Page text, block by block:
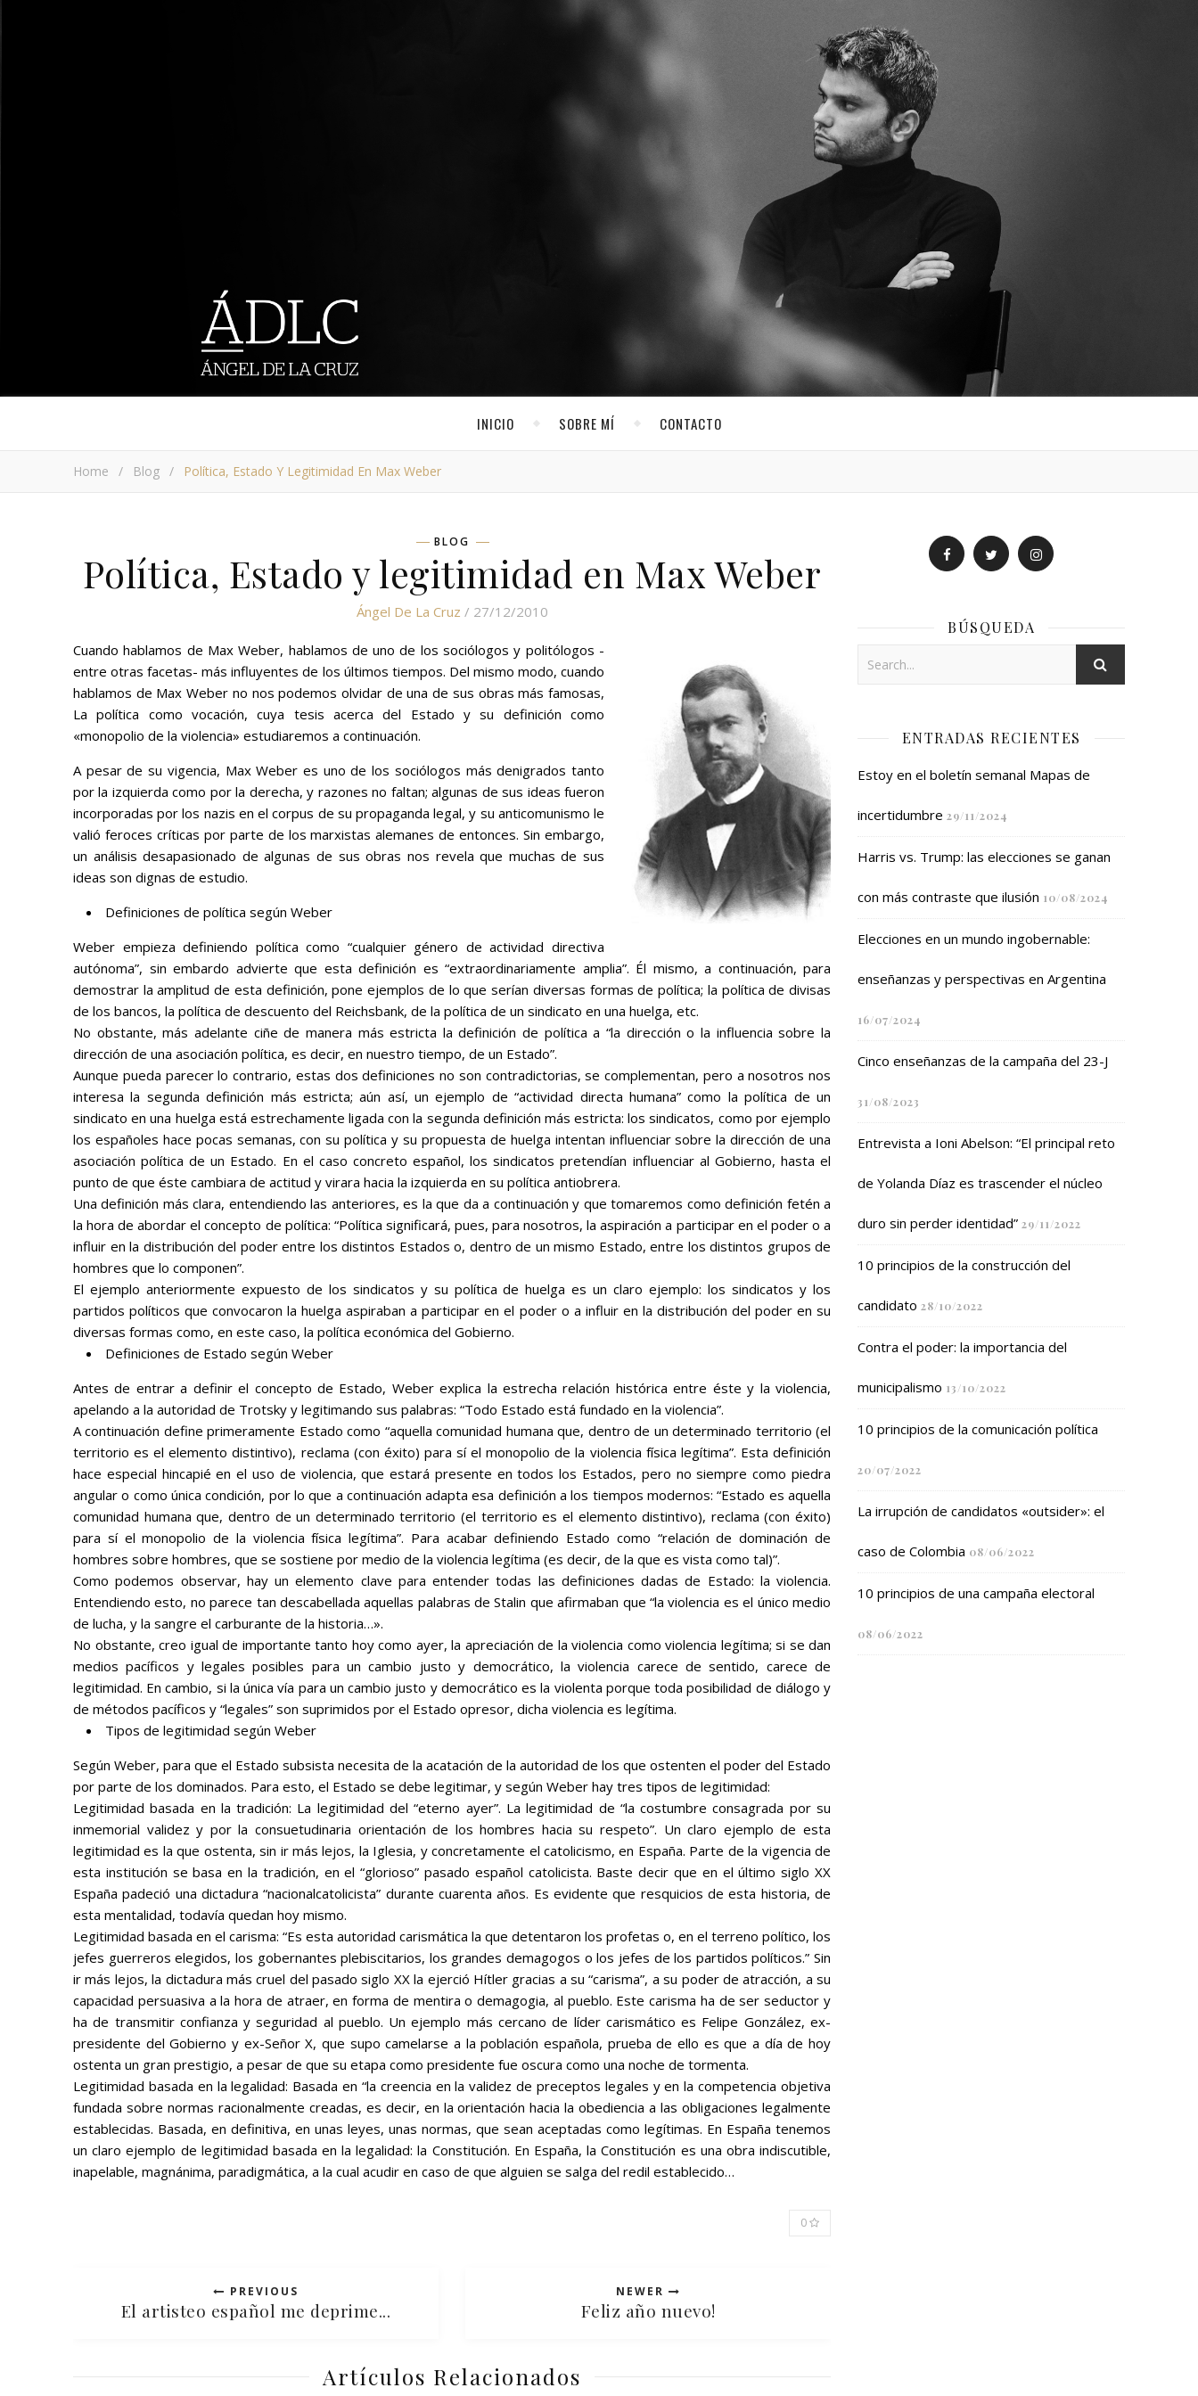
INICIO SOBRE MÍ CONTACTO
Home / Blog / Política, Estado Y Legitimidad En Max Weber
BLOG
Política, Estado y legitimidad en Max Weber
Ángel De La Cruz / 27/12/2010
Cuando hablamos de Max Weber, hablamos de uno de los sociólogos y politólogos -
entre otras facetas- más influyentes de los últimos tiempos. Del mismo modo, cuando
hablamos de Max Weber no nos podemos olvidar de una de sus obras más famosas,
La política como vocación, cuya tesis acerca del Estado y su definición como
«monopolio de la violencia» estudiaremos a continuación.
A pesar de su vigencia, Max Weber es uno de los sociólogos más denigrados tanto
por la izquierda como por la derecha, y razones no faltan; algunas de sus ideas fueron
incorporadas por los nazis en el corpus de su propaganda legal, y su anticomunismo le
valió feroces críticas por parte de los marxistas alemanes de entonces. Sin embargo,
un análisis desapasionado de algunas de sus obras nos revela que muchas de sus
ideas son dignas de estudio.
Definiciones de política según Weber
Weber empieza definiendo políticacomo “cualquier género de actividad directiva
autónoma”, sin embardo advierte que esta definición es “extraordinariamente amplia”. Él mismo, a continuación, para
demostrar la amplitud de esta definición, pone ejemplos de lo que serían diversas formas de política; la política de divisas
de los bancos, la política de descuento del Reichsbank, de la política de un sindicato en una huelga, etc.
No obstante, más adelante ciñe de manera más estricta la definición de políticaa “la dirección o la influencia sobre la
dirección de una asociación política, es decir, en nuestro tiempo, de un Estado”.
Aunque pueda parecer lo contrario, estas dos definiciones no son contradictorias, se complementan, pero a nosotros nos
interesa la segunda definición más estricta; aún así, un ejemplo de “actividad directa humana”como la política de un
sindicato en una huelga está estrechamente ligada con la segunda definición más estricta: los sindicatos, como por ejemplo
los españoles hace pocas semanas, con su política y su propuesta de huelga intentan influenciar sobre la dirección de una
asociación política de un Estado. En el caso concreto español, los sindicatos pretendían influenciar al Gobierno, hasta el
punto de que éste cambiara de actitud y virara hacia la izquierda en su política antiobrera.
Una definición más clara, entendiendo las anteriores, es la que da a continuación y que tomaremos como definición fetén a
la hora de abordar el concepto de política: “Política significará, pues, para nosotros, la aspiración a participar en el poder o a
influir en la distribución del poder entre los distintos Estados o, dentro de un mismo Estado, entre los distintos grupos de
hombres que lo componen”.
El ejemplo anteriormente expuesto de los sindicatos y su política de huelga es un claro ejemplo: los sindicatos y los
partidos políticos que convocaron la huelga aspiraban a participar en el poder o a influir en la distribución del poder en su
diversas formas como, en este caso, la política económica del Gobierno.
Definiciones de Estado según Weber
Antes de entrar a definir el concepto de Estado, Weber explica la estrecha relación histórica entre éste y la violencia,
apelando a la autoridad de Trotsky y legitimando sus palabras: “Todo Estado está fundado en la violencia”.
A continuación define primeramente Estadocomo “aquella comunidad humana que, dentro de un determinado territorio (el
territorio es el elemento distintivo), reclama (con éxito) para sí el monopolio de la violencia física legítima”. Esta definición
hace especial hincapié en el uso de violencia, que estará presente en todos los Estados, pero no siempre como piedra
angular o como única condición, por lo que a continuación adapta esa definición a los tiempos modernos: “Estado es aquella
comunidad humana que, dentro de un determinado territorio (el territorio es el elemento distintivo), reclama (con éxito)
para sí el monopolio de la violencia física legítima”. Para acabar definiendo Estado como “relación de dominación de
hombres sobre hombres, que se sostiene por medio de la violencia legítima (es decir, de la que es vista como tal)”.
Como podemos observar, hay un elemento clave para entender todas las definiciones dadas de Estado: la violencia.
Entendiendo esto, no parece tan descabellada aquellas palabras de Stalin que afirmaban que “la violencia es el único medio
de lucha, y la sangre el carburante de la historia…».
No obstante, creo igual de importante tanto hoy como ayer, la apreciación de la violencia como violencia legítima; si se dan
medios pacíficos y legales posibles para un cambio justo y democrático, la violencia carece de sentido, carece de
legitimidad. En cambio, si la única vía para un cambio justo y democrático es la violenta porque toda posibilidad de diálogo y
de métodos pacíficos y “legales” son suprimidos por el Estado opresor, dicha violencia es legítima.
Tipos de legitimidad según Weber
Según Weber, para que el Estado subsista necesita de la acatación de la autoridad de los que ostenten el poder del Estado
por parte de los dominados. Para esto, el Estado se debe legitimar, y según Weber hay tres tipos de legitimidad:
Legitimidad basada en la tradición: La legitimidad del “eterno ayer”. La legitimidad de “la costumbre consagrada por su
inmemorial validez y por la consuetudinaria orientación de los hombres hacia su respeto”. Un claro ejemplo de esta
legitimidad es la que ostenta, sin ir más lejos, la Iglesia, y concretamente el catolicismo, en España. Parte de la vigencia de
esta institución se basa en la tradición, en el “glorioso” pasado español catolicista. Baste decir que en el último siglo XX
España padeció una dictadura “nacionalcatolicista” durante cuarenta años. Es evidente que resquicios de esta historia, de
esta mentalidad, todavía quedan hoy mismo.
Legitimidad basada en el carisma: “Es esta autoridad carismática la que detentaron los profetas o, en el terreno político, los
jefes guerreros elegidos, los gobernantes plebiscitarios, los grandes demagogos o los jefes de los partidos políticos.” Sin
ir más lejos, la dictadura más cruel del pasado siglo XX la ejerció Hítler gracias a su “carisma”, a su poder de atracción, a su
capacidad persuasiva a la hora de atraer, en forma de mentira o demagogia, al pueblo. Este carisma ha de ser seductor y
ha de transmitir confianza y seguridad al pueblo. Un ejemplo más cercano de líder carismático es Felipe González, ex-
presidente del Gobierno y ex-Señor X, que supo camelarse a la población española, prueba de ello es que a día de hoy
ostenta un gran prestigio, a pesar de que su etapa como presidente fue oscura como una noche de tormenta.
Legitimidad basada en la legalidad: Basada en “la creencia en la validez de preceptos legales y en la competencia objetiva
fundada sobre normas racionalmente creadas, es decir, en la orientación hacia la obediencia a las obligaciones legalmente
establecidas. Basada, en definitiva, en unas leyes, unas normas, que sean aceptadas como legítimas. En España tenemos
un claro ejemplo de legitimidad basada en la legalidad: la Constitución. En España, la Constitución es una obra indiscutible,
inapelable, magnánima, paradigmática, a la cual acudir en caso de que alguien se salga del redil establecido…
0
PREVIOUS
El artisteo español me deprime...
NEWER
Feliz año nuevo!
Artículos Relacionados
BÚSQUEDA
ENTRADAS RECIENTES
Estoy en el boletín semanal Mapas de
incertidumbre 29/11/2024
Harris vs. Trump: las elecciones se ganan
con más contraste que ilusión 10/08/2024
Elecciones en un mundo ingobernable:
enseñanzas y perspectivas en Argentina
16/07/2024
Cinco enseñanzas de la campaña del 23-J
31/08/2023
Entrevista a Ioni Abelson: “El principal reto
de Yolanda Díaz es trascender el núcleo
duro sin perder identidad” 29/11/2022
10 principios de la construcción del
candidato 28/10/2022
Contra el poder: la importancia del
municipalismo 13/10/2022
10 principios de la comunicación política
20/07/2022
La irrupción de candidatos «outsider»: el
caso de Colombia 08/06/2022
10 principios de una campaña electoral
08/06/2022